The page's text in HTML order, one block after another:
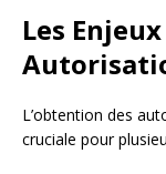
Les
L’obtention des
cruciale pour